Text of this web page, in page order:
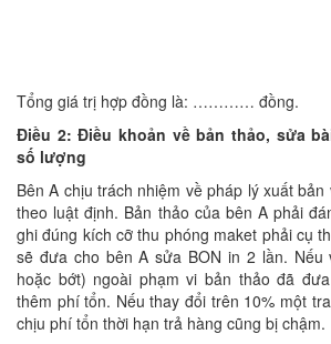
Tổng giá trị hợp đồng là: ………… đồng.
Điều 2: Điều khoản về bản thảo, sửa
số lượng
Bên A chịu trách nhiệm về pháp lý xuất
theo luật định. Bản thảo của bên A phải
ghi đúng kích cỡ thu phóng maket phải cụ
sẽ đưa cho bên A sửa BON in 2 lần. Nếu
hoặc bớt) ngoài phạm vi bản thảo đã
thêm phí tổn. Nếu thay đổi trên 10% một
chịu phí tổn thời hạn trả hàng cũng bị chậm.